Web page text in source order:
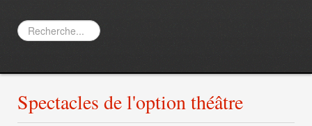
Rechercher
Spectacles de l'option théâtre